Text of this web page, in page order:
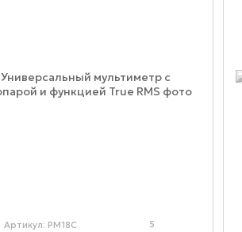
Артикул: PM18C 5